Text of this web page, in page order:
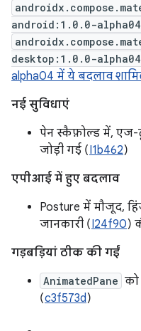
android:1.0.0-alpha04
desktop:1.0.0-alpha04
alpha04 में ये बदलाव
नई सुविधाएं
पेन स्कैफ़ोल्ड में,
जोड़ी गई (I1b462)
एपीआई में हुए बदलाव
Posture में मौजूद,
जानकारी (I24f90)
गड़बड़ियां ठीक की गईं
AnimatedPane को
(c3f573d)